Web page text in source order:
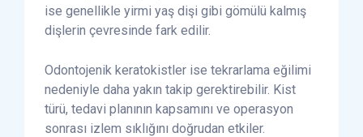
ise genellikle yirmi yaş dişi gibi gömülü kalmış
dişlerin çevresinde fark edilir.
Odontojenik keratokistler ise tekrarlama eğilimi
nedeniyle daha yakın takip gerektirebilir. Kist
türü, tedavi planının kapsamını ve operasyon
sonrası izlem sıklığını doğrudan etkiler.